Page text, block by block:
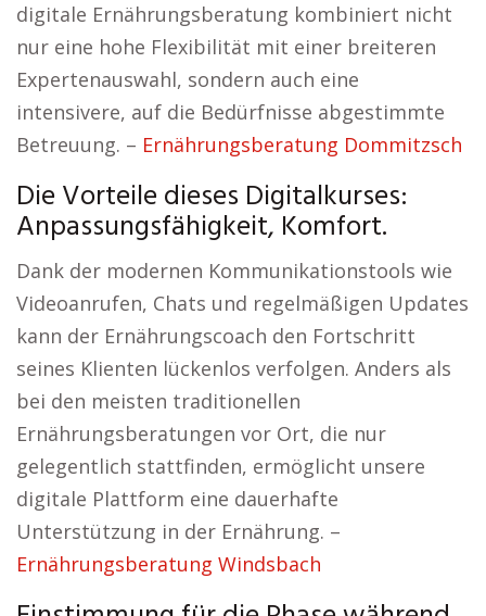
digitale Ernährungsberatung kombiniert nicht
nur eine hohe Flexibilität mit einer breiteren
Expertenauswahl, sondern auch eine
intensivere, auf die Bedürfnisse abgestimmte
Betreuung. – Ernährungsberatung Dommitzsch
Die Vorteile dieses Digitalkurses:
Anpassungsfähigkeit, Komfort.
Dank der modernen Kommunikationstools wie
Videoanrufen, Chats und regelmäßigen Updates
kann der Ernährungscoach den Fortschritt
seines Klienten lückenlos verfolgen. Anders als
bei den meisten traditionellen
Ernährungsberatungen vor Ort, die nur
gelegentlich stattfinden, ermöglicht unsere
digitale Plattform eine dauerhafte
Unterstützung in der Ernährung. –
Ernährungsberatung Windsbach